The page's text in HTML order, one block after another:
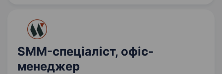
SMM-спеціаліст, офіс-
менеджер